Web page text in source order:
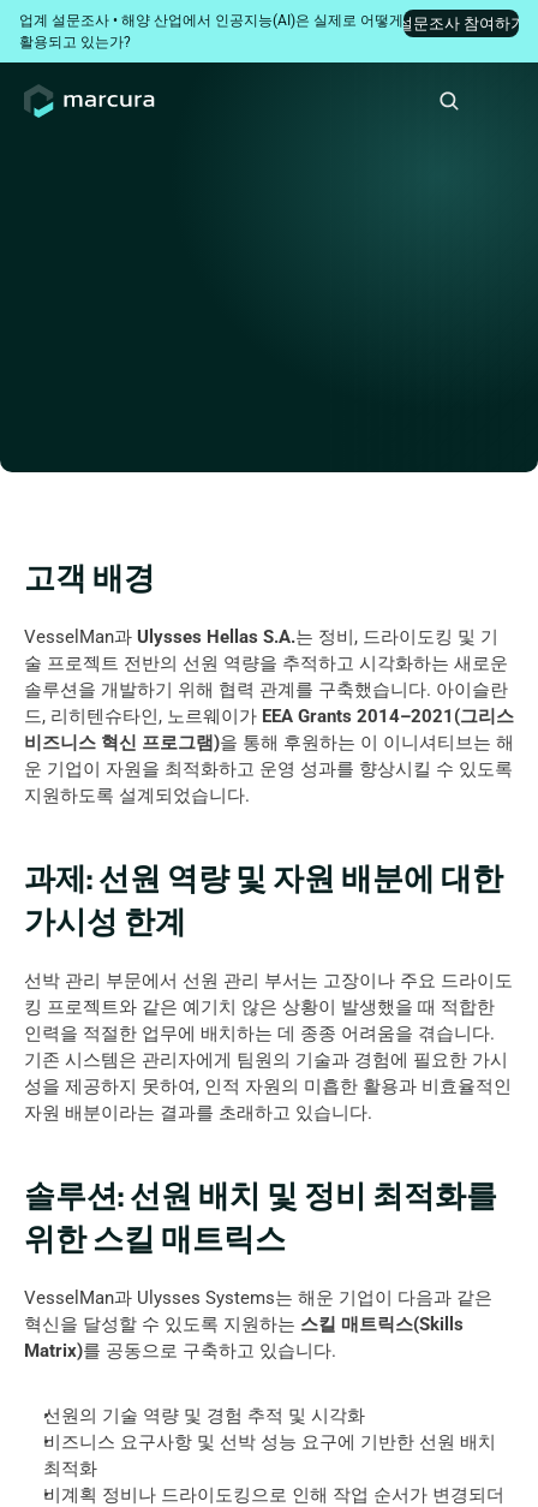
업계 설문조사 • 해양 산업에서 인공지능(AI)은 실제로 어떻게
활용되고 있는가?
설문조사 참여하기
고객 배경
VesselMan과 Ulysses Hellas S.A.는 정비, 드라이도킹 및 기
술 프로젝트 전반의 선원 역량을 추적하고 시각화하는 새로운
솔루션을 개발하기 위해 협력 관계를 구축했습니다. 아이슬란
드, 리히텐슈타인, 노르웨이가 EEA Grants 2014–2021(그리스
비즈니스 혁신 프로그램)을 통해 후원하는 이 이니셔티브는 해
운 기업이 자원을 최적화하고 운영 성과를 향상시킬 수 있도록
지원하도록 설계되었습니다.
과제: 선원 역량 및 자원 배분에 대한
가시성 한계
선박 관리 부문에서 선원 관리 부서는 고장이나 주요 드라이도
킹 프로젝트와 같은 예기치 않은 상황이 발생했을 때 적합한
인력을 적절한 업무에 배치하는 데 종종 어려움을 겪습니다.
기존 시스템은 관리자에게 팀원의 기술과 경험에 필요한 가시
성을 제공하지 못하여, 인적 자원의 미흡한 활용과 비효율적인
자원 배분이라는 결과를 초래하고 있습니다.
솔루션: 선원 배치 및 정비 최적화를
위한 스킬 매트릭스
VesselMan과 Ulysses Systems는 해운 기업이 다음과 같은
혁신을 달성할 수 있도록 지원하는 스킬 매트릭스(Skills
Matrix)를 공동으로 구축하고 있습니다.
선원의 기술 역량 및 경험 추적 및 시각화
비즈니스 요구사항 및 선박 성능 요구에 기반한 선원 배치
최적화
비계획 정비나 드라이도킹으로 인해 작업 순서가 변경되더